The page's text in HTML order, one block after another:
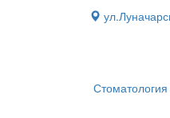
Стоматология